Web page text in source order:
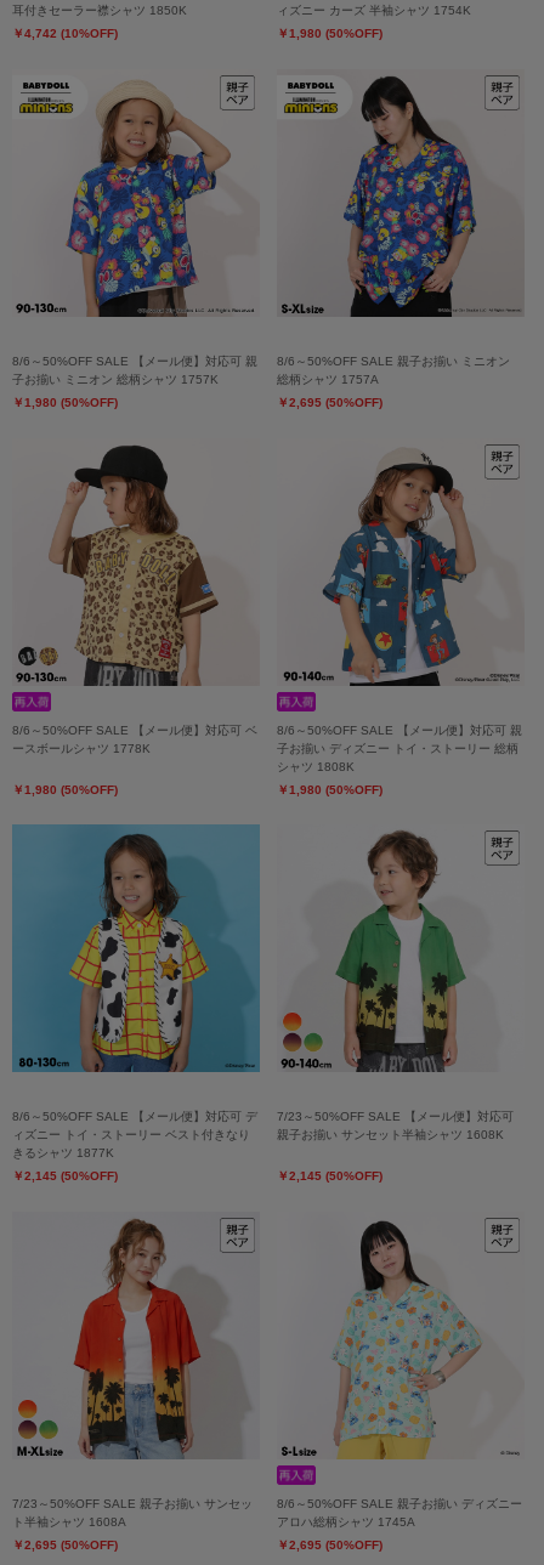
耳付きセーラー襟シャツ 1850K
￥4,742 (10%OFF)
ィズニー カーズ 半袖シャツ 1754K
￥1,980 (50%OFF)
8/6～50%OFF SALE 【メール便】対応可 親
子お揃い ミニオン 総柄シャツ 1757K
￥1,980 (50%OFF)
8/6～50%OFF SALE 親子お揃い ミニオン
総柄シャツ 1757A
￥2,695 (50%OFF)
8/6～50%OFF SALE 【メール便】対応可 ベ
ースボールシャツ 1778K
￥1,980 (50%OFF)
8/6～50%OFF SALE 【メール便】対応可 親
子お揃い ディズニー トイ・ストーリー 総柄
シャツ 1808K
￥1,980 (50%OFF)
8/6～50%OFF SALE 【メール便】対応可 デ
ィズニー トイ・ストーリー ベスト付きなり
きるシャツ 1877K
￥2,145 (50%OFF)
7/23～50%OFF SALE 【メール便】対応可
親子お揃い サンセット半袖シャツ 1608K
￥2,145 (50%OFF)
7/23～50%OFF SALE 親子お揃い サンセッ
ト半袖シャツ 1608A
￥2,695 (50%OFF)
8/6～50%OFF SALE 親子お揃い ディズニー
アロハ総柄シャツ 1745A
￥2,695 (50%OFF)